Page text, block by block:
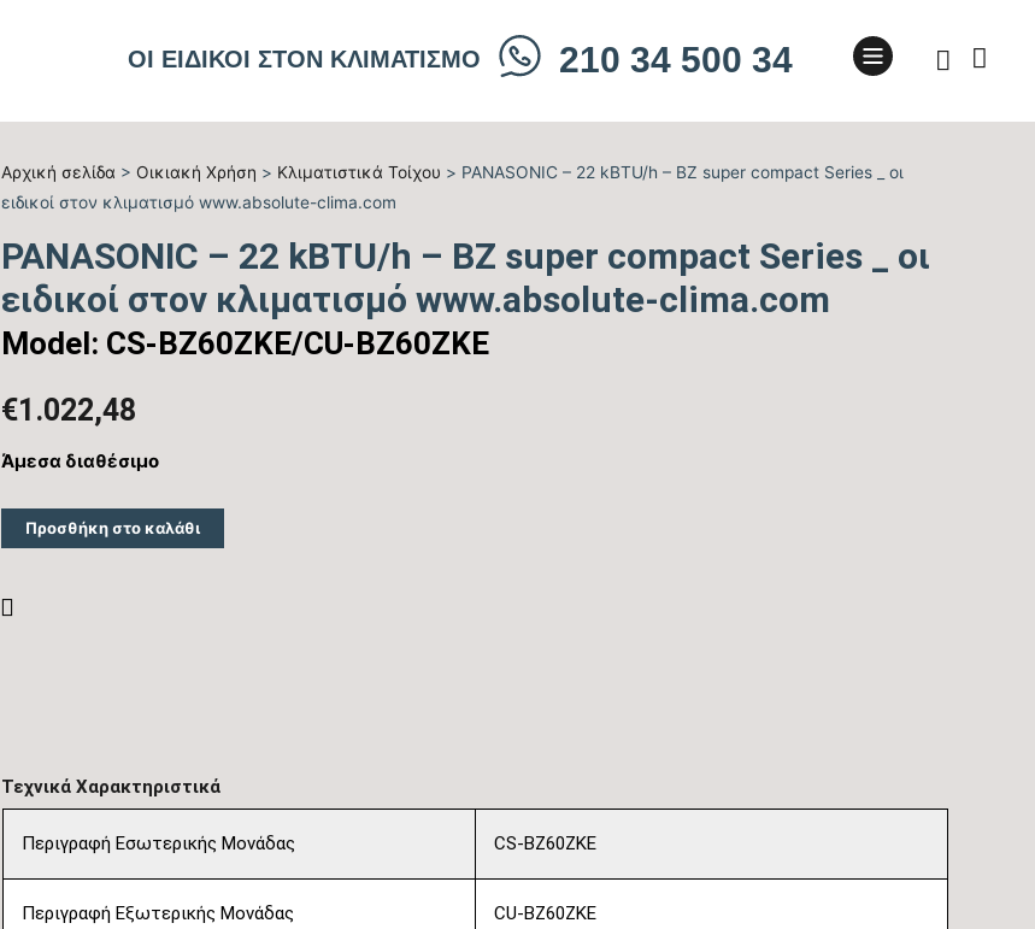
ΟΙ ΕΙΔΙΚΟΙ ΣΤΟΝ ΚΛΙΜΑΤΙΣΜΟ 210 34 500 34
Αρχική σελίδα > Οικιακή Χρήση > Kλιματιστικά Τοίχου > PANASONIC – 22 kBTU/h – BZ super compact Series _ οι
ειδικοί στον κλιματισμό www.absolute-clima.com
PANASONIC – 22 kBTU/h – BZ super compact Series _ οι
ειδικοί στον κλιματισμό www.absolute-clima.com
Model: CS-BZ60ZKE/CU-BZ60ZKE
€1.022,48
Άμεσα διαθέσιμο
Προσθήκη στο καλάθι
Τεχνικά Χαρακτηριστικά
Περιγραφή Εσωτερικής Μονάδας CS-BZ60ZKE
Περιγραφή Εξωτερικής Μονάδας CU-BZ60ZKE